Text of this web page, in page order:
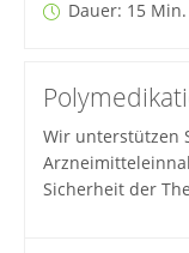
Dauer: 15 Min.
Wir unterstützen
Sicherheit der